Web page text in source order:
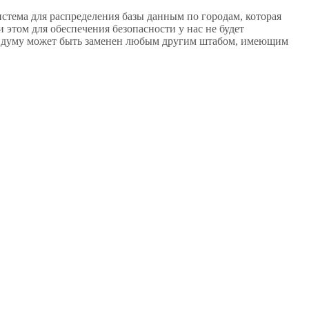
для распределения базы данным по городам, которая
для обеспечения безопасности у нас не будет
может быть заменен любым другим штабом, имеющим